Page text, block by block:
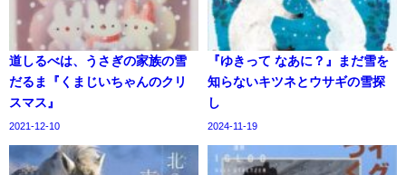
道しるべは、うさぎの家族の雪
だるま『くまじいちゃんのクリ
スマス』
2021-12-10
『ゆきって なあに？』まだ雪を
知らないキツネとウサギの雪探
し
2024-11-19